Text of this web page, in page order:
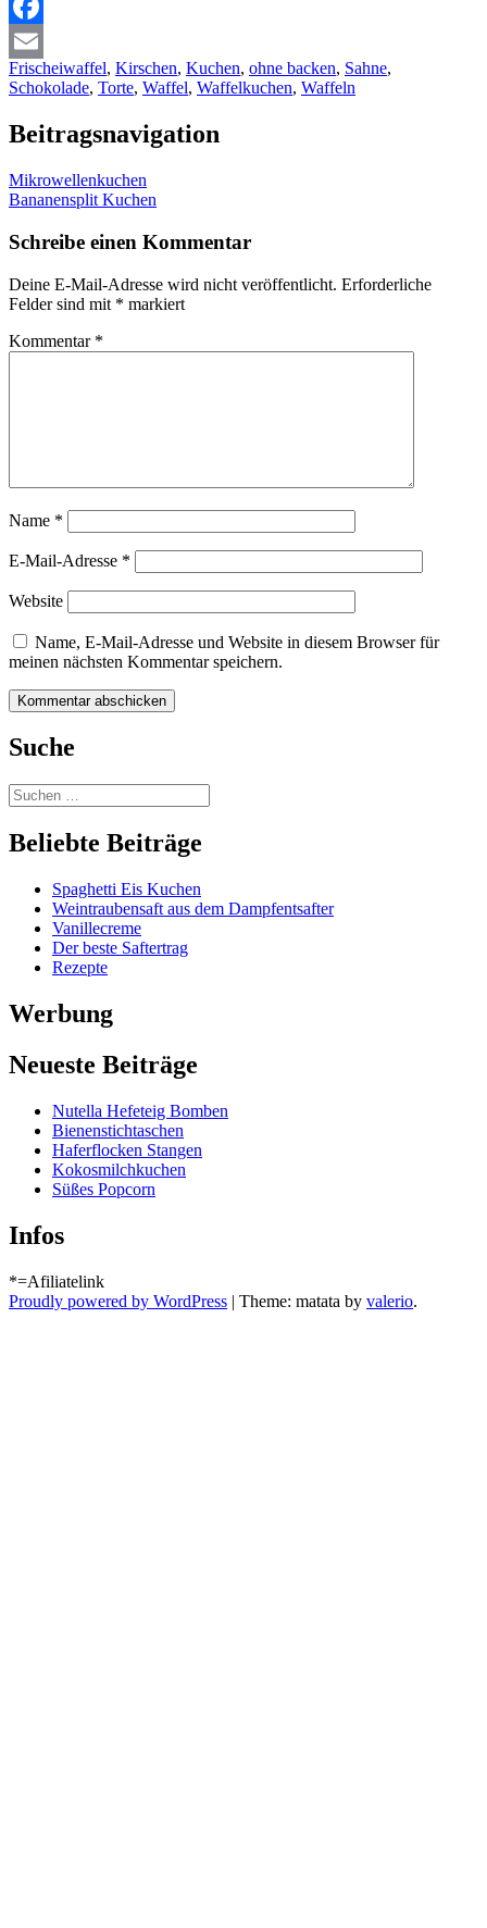
Facebook
Email
Frischeiwaffel, Kirschen, Kuchen, ohne backen, Sahne,
Schokolade, Torte, Waffel, Waffelkuchen, Waffeln
Beitragsnavigation
Mikrowellenkuchen
Bananensplit Kuchen
Schreibe einen Kommentar
Deine E-Mail-Adresse wird nicht veröffentlicht. Erforderliche
Felder sind mit * markiert
Kommentar *
Name *
E-Mail-Adresse *
Website
Name, E-Mail-Adresse und Website in diesem Browser für
meinen nächsten Kommentar speichern.
Suche
Beliebte Beiträge
Spaghetti Eis Kuchen
Weintraubensaft aus dem Dampfentsafter
Vanillecreme
Der beste Saftertrag
Rezepte
Werbung
Neueste Beiträge
Nutella Hefeteig Bomben
Bienenstichtaschen
Haferflocken Stangen
Kokosmilchkuchen
Süßes Popcorn
Infos
*=Afiliatelink
Proudly powered by WordPress | Theme: matata by valerio.